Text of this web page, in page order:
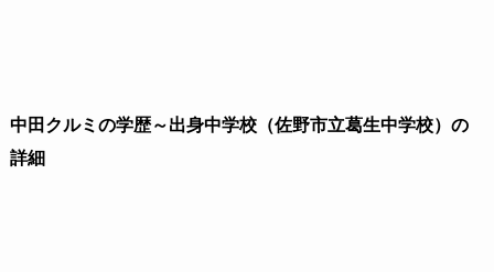
中田クルミの学歴～出身中学校（佐野市立葛生中学校）の
詳細